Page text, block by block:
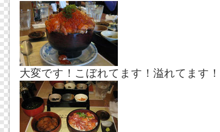
大変です！こぼれてます！溢れてます！